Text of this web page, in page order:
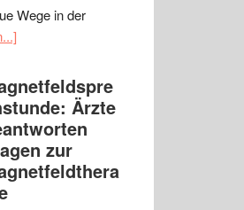
Wege in der
Ärzte
zur